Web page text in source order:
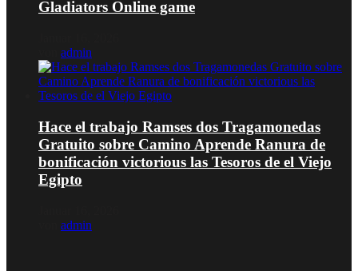
Gladiators Online game
admin
Hace el trabajo Ramses dos Tragamonedas
Gratuito sobre Camino Aprende Ranura de
bonificación victorious las Tesoros de el Viejo
Egipto
admin